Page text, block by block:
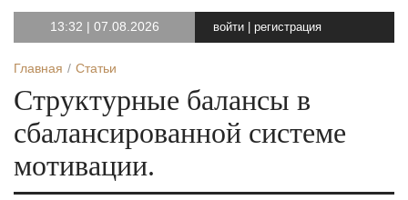
13:32 | 07.08.2026 войти регистрация
Главная Статьи
Структурные балансы в
сбалансированной системе
мотивации.